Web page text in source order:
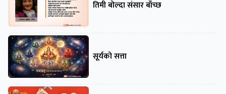
तिमी बोल्दा संसार बाँच्छ
सूर्यको सत्ता